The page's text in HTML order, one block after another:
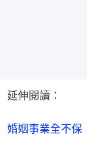
延伸閱讀：
婚姻事業全不保